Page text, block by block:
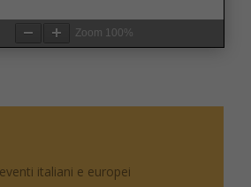
Zoom 100%
italiani e europei